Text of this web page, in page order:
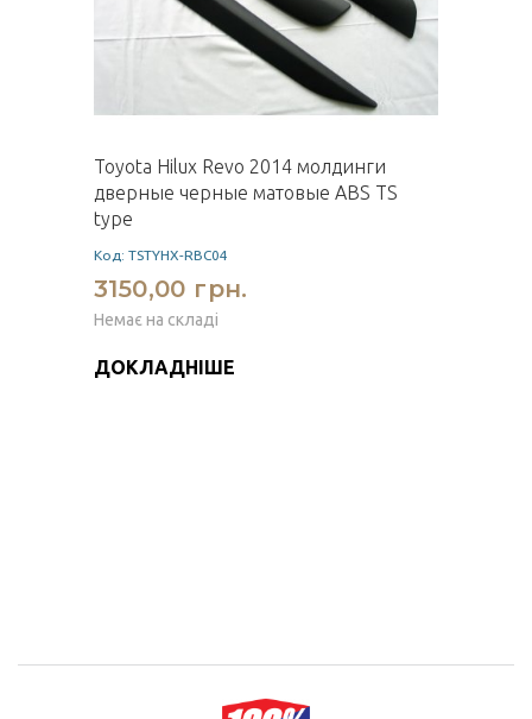
Toyota Hilux Revo 2014 молдинги
дверные черные матовые ABS TS
type
Код: TSTYHX-RBC04
3150,00 грн.
Немає на складі
ДОКЛАДНІШЕ